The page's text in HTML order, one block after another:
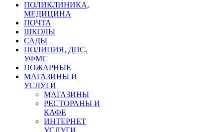
ПОЛИКЛИНИКА,
МЕДИЦИНА
ПОЧТА
ШКОЛЫ
САДЫ
ПОЛИЦИЯ, ДПС,
УФМС
ПОЖАРНЫЕ
МАГАЗИНЫ И
УСЛУГИ
МАГАЗИНЫ
РЕСТОРАНЫ И
КАФЕ
ИНТЕРНЕТ